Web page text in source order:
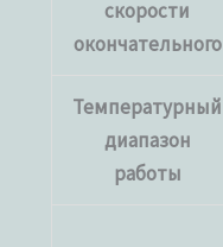
скорости
окончательного
Температурный
диапазон
работы